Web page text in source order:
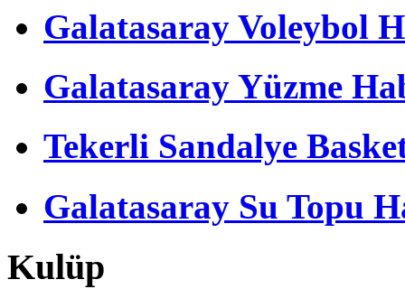
Galatasaray Voleybol
Galatasaray Yüzme
Tekerli Sandalye
Galatasaray Su Topu
Kulüp